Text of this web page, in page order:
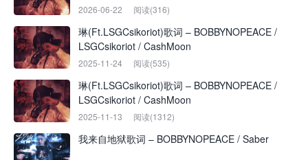
2026-06-22 阅读(316)
琳(Ft.LSGCsikoriot)歌词 – BOBBYNOPEACE /
LSGCsikoriot / CashMoon
2025-11-24 阅读(535)
琳(Ft.LSGCsikoriot)歌词 – BOBBYNOPEACE /
LSGCsikoriot / CashMoon
2025-11-13 阅读(1312)
我来自地狱歌词 – BOBBYNOPEACE / Saber